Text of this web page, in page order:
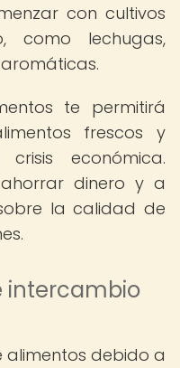
con cultivos
como lechugas,
te permitirá
frescos y
económica.
dinero y a
la calidad de
intercambio
alimentos debido a